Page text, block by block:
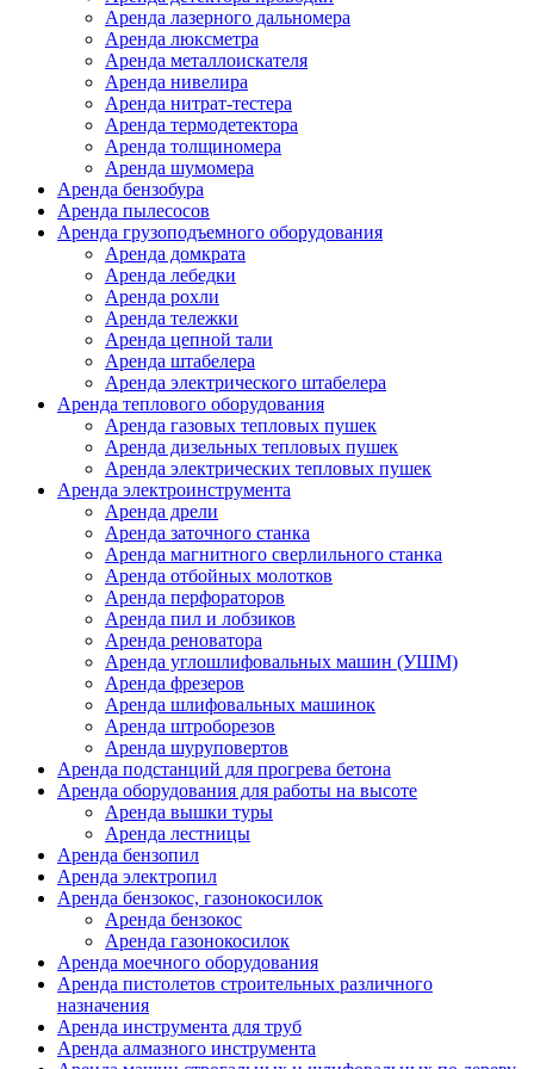
Аренда лазерного дальномера
Аренда люксметра
Аренда металлоискателя
Аренда нивелира
Аренда нитрат-тестера
Аренда термодетектора
Аренда толщиномера
Аренда шумомера
Аренда бензобура
Аренда пылесосов
Аренда грузоподъемного оборудования
Аренда домкрата
Аренда лебедки
Аренда рохли
Аренда тележки
Аренда цепной тали
Аренда штабелера
Аренда электрического штабелера
Аренда теплового оборудования
Аренда газовых тепловых пушек
Аренда дизельных тепловых пушек
Аренда электрических тепловых пушек
Аренда электроинструмента
Аренда дрели
Аренда заточного станка
Аренда магнитного сверлильного станка
Аренда отбойных молотков
Аренда перфораторов
Аренда пил и лобзиков
Аренда реноватора
Аренда углошлифовальных машин (УШМ)
Аренда фрезеров
Аренда шлифовальных машинок
Аренда штроборезов
Аренда шуруповертов
Аренда подстанций для прогрева бетона
Аренда оборудования для работы на высоте
Аренда вышки туры
Аренда лестницы
Аренда бензопил
Аренда электропил
Аренда бензокос, газонокосилок
Аренда бензокос
Аренда газонокосилок
Аренда моечного оборудования
Аренда пистолетов строительных различного
назначения
Аренда инструмента для труб
Аренда алмазного инструмента